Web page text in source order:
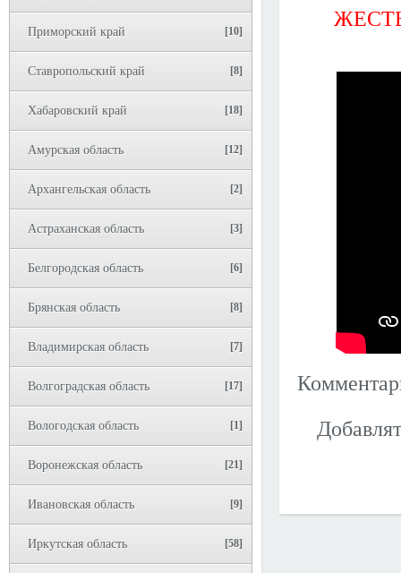
Приморский край [10]
Ставропольский край [8]
Хабаровский край [18]
Амурская область [12]
Архангельская область [2]
Астраханская область [3]
Белгородская область [6]
Брянская область [8]
Владимирская область [7]
Волгоградская область [17]
Вологодская область [1]
Воронежская область [21]
Ивановская область [9]
Иркутская область [58]